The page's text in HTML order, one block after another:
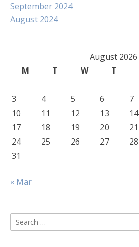
September 2024
August 2024
August 2026
M
T W T
3
4 5 6 7
10
11 12 13 14
17
18 19 20 21
24
25 26 27 28
31
« Mar
Search
for: